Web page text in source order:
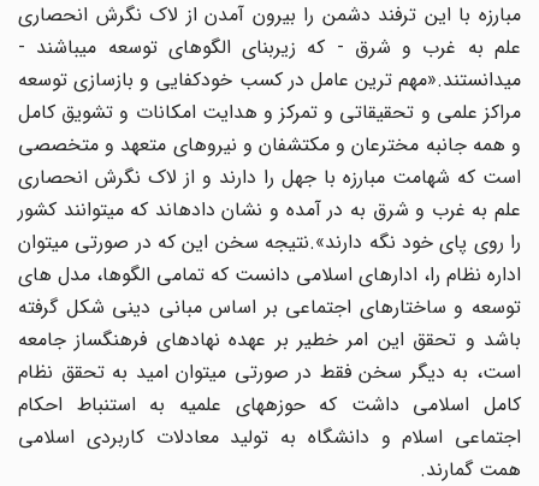
مبارزه با این ترفند دشمن را بیرون آمدن از لاک نگرش انحصاری
علم به غرب و شرق - که زیربنای الگوهای توسعه میباشند -
میدانستند.«مهم ترین عامل در کسب خودکفایی و بازسازی توسعه
مراکز علمی و تحقیقاتی و تمرکز و هدایت امکانات و تشویق کامل
و همه جانبه مخترعان و مکتشفان و نیروهای متعهد و متخصصی
است که شهامت مبارزه با جهل را دارند و از لاک نگرش انحصاری
علم به غرب و شرق به در آمده و نشان دادهاند که میتوانند کشور
را روی پای خود نگه دارند».نتیجه سخن این که در صورتی میتوان
اداره نظام را، ادارهای اسلامی دانست که تمامی الگوها، مدل های
توسعه و ساختارهای اجتماعی بر اساس مبانی دینی شکل گرفته
باشد و تحقق این امر خطیر بر عهده نهادهای فرهنگساز جامعه
است، به دیگر سخن فقط در صورتی میتوان امید به تحقق نظام
کامل اسلامی داشت که حوزههای علمیه به استنباط احکام
اجتماعی اسلام و دانشگاه به تولید معادلات کاربردی اسلامی
همت گمارند.